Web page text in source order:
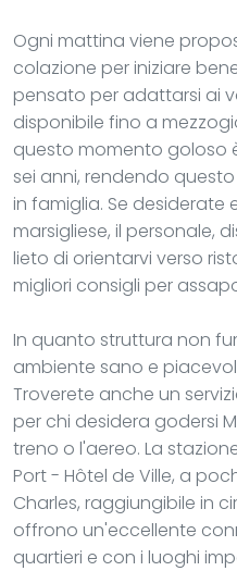
Ogni mattina viene
colazione per iniziare
pensato per adattarsi ai
disponibile fino a
questo momento goloso
sei anni, rendendo
in famiglia. Se
marsigliese, il personale,
lieto di orientarvi verso
migliori consigli per
In quanto struttura non
ambiente sano e
Troverete anche un
per chi desidera godersi
treno o l'aereo. La
Port - Hôtel de Ville, a
Charles, raggiungibile in
offrono un'eccellente
quartieri e con i luoghi